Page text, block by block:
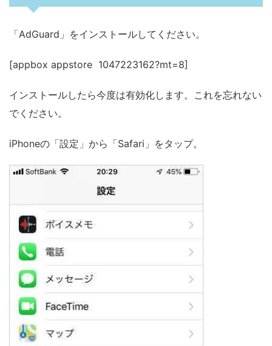
「AdGuard」をインストールしてください。
[appbox appstore 1047223162?mt=8]
インストールしたら今度は有効化します。これを忘れない
でください。
iPhoneの「設定」から「Safari」をタップ。